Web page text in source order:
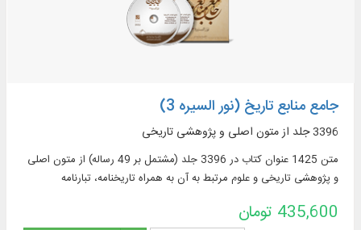
جامع منابع تاریخ (نور السیره 3)
3396 جلد از متون اصلی و پژوهشی تاریخی
متن 1425 عنوان کتاب در 3396 جلد (مشتمل بر 49 رساله) از متون اصلی
و پژوهشی تاریخی و علوم مرتبط به آن به همراه تاریخنامه، تبارنامه
435,600 تومان